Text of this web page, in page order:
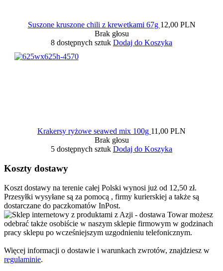
Suszone kruszone chili z krewetkami 67g 12,00 PLN
Brak głosu
8 dostępnych sztuk Dodaj do Koszyka
Krakersy ryżowe seawed mix 100g 11,00 PLN
Brak głosu
5 dostępnych sztuk Dodaj do Koszyka
Koszty dostawy
Koszt dostawy na terenie całej Polski wynosi już od 12,50 zł.
Przesyłki wysyłane są za pomocą , firmy kurierskiej a także są
dostarczane do paczkomatów InPost.
Towar możesz
odebrać także osobiście w naszym sklepie firmowym w godzinach
pracy sklepu po wcześniejszym uzgodnieniu telefonicznym.
Więcej informacji o dostawie i warunkach zwrotów, znajdziesz w
regulaminie.